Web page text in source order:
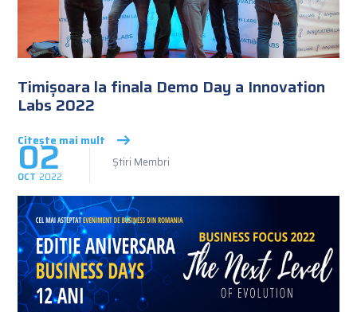
Timișoara la finala Demo Day a Innovation
Labs 2022
Citește mai mult
02
OCT 2022
Știri Membri